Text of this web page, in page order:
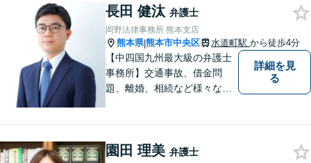
護の３つの分野に力を注ぐ弁
護士】
長田 健汰 弁護士
岡野法律事務所 熊本支店
熊本県|熊本市中央区 水道町駅 から徒歩4分
【中四国九州最大級の弁護士
事務所】交通事故、借金問
題、離婚、相続など様々な問
い！
詳細を見
る
園田 理美 弁護士